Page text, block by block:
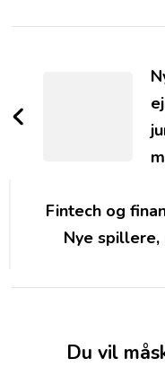
Navigation
Fintech og
Nye
Du vil